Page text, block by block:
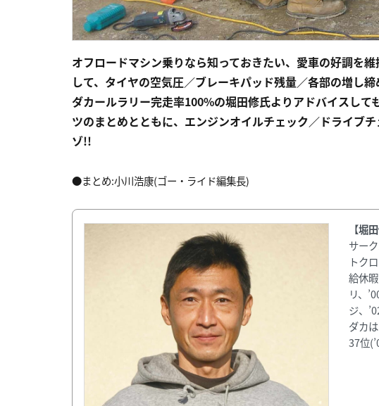
オフロードマシン乗りなら知っておきたい、 愛車の好調を維
して、タイヤの空気圧／ブレーキパッド残量／各部の増し
ダカールラリー完走率100%の堀田修氏よりアドバイスして
ツのまとめとともに、エンジンオイルチェック／ドライブ
ゾ!!
●まとめ:小川浩康(ゴー・ライド編集長)
【堀
サー
トク
給休
リ、
ジ、
ダカ
37位